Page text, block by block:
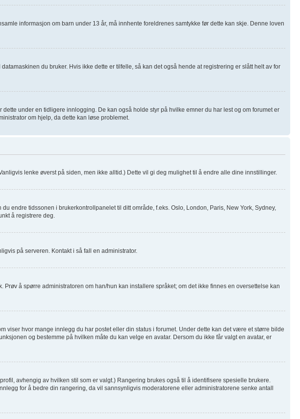
informasjon om barn under 13 år, må innhente foreldrenes samtykke før dette kan skje. Denne loven
du bruker. Hvis ikke dette er tilfelle, så kan det også hende at registrering er slått helt av for
under en tidligere innlogging. De kan også holde styr på hvilke emner du har lest og om forumet er
om hjelp, da dette kan løse problemet.
lenke øverst på siden, men ikke alltid.) Dette vil gi deg mulighet til å endre alle dine innstillinger.
endre tidssonen i brukerkontrollpanelet til ditt område, f.eks. Oslo, London, Paris, New York, Sydney,
å registrere deg.
på serveren. Kontakt i så fall en administrator.
å spørre administratoren om han/hun kan installere språket; om det ikke finnes en oversettelse kan
hvor mange innlegg du har postet eller din status i forumet. Under dette kan det være et større bilde
og bestemme på hvilken måte du kan velge en avatar. Dersom du ikke får valgt en avatar, er
avhengig av hvilken stil som er valgt.) Rangering brukes også til å identifisere spesielle brukere.
for å bedre din rangering, da vil sannsynligvis moderatorene eller administratorene senke antall